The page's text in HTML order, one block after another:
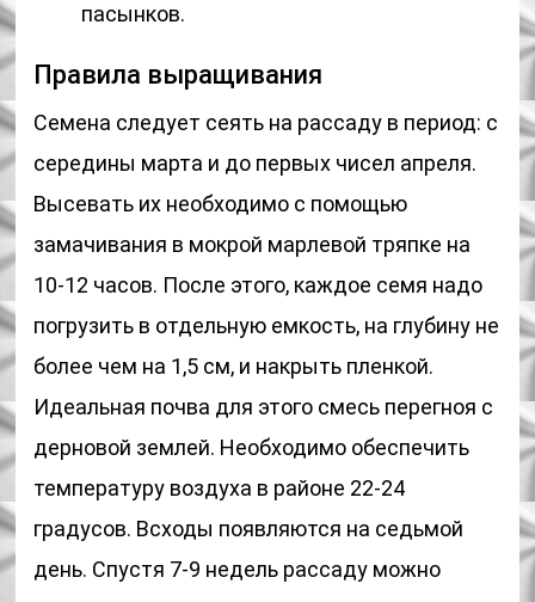
пасынков.
Правила выращивания
Семена следует сеять на рассаду в период: с
середины марта и до первых чисел апреля.
Высевать их необходимо с помощью
замачивания в мокрой марлевой тряпке на
10-12 часов. После этого, каждое семя надо
погрузить в отдельную емкость, на глубину не
более чем на 1,5 см, и накрыть пленкой.
Идеальная почва для этого смесь перегноя с
дерновой землей. Необходимо обеспечить
температуру воздуха в районе 22-24
градусов. Всходы появляются на седьмой
день. Спустя 7-9 недель рассаду можно